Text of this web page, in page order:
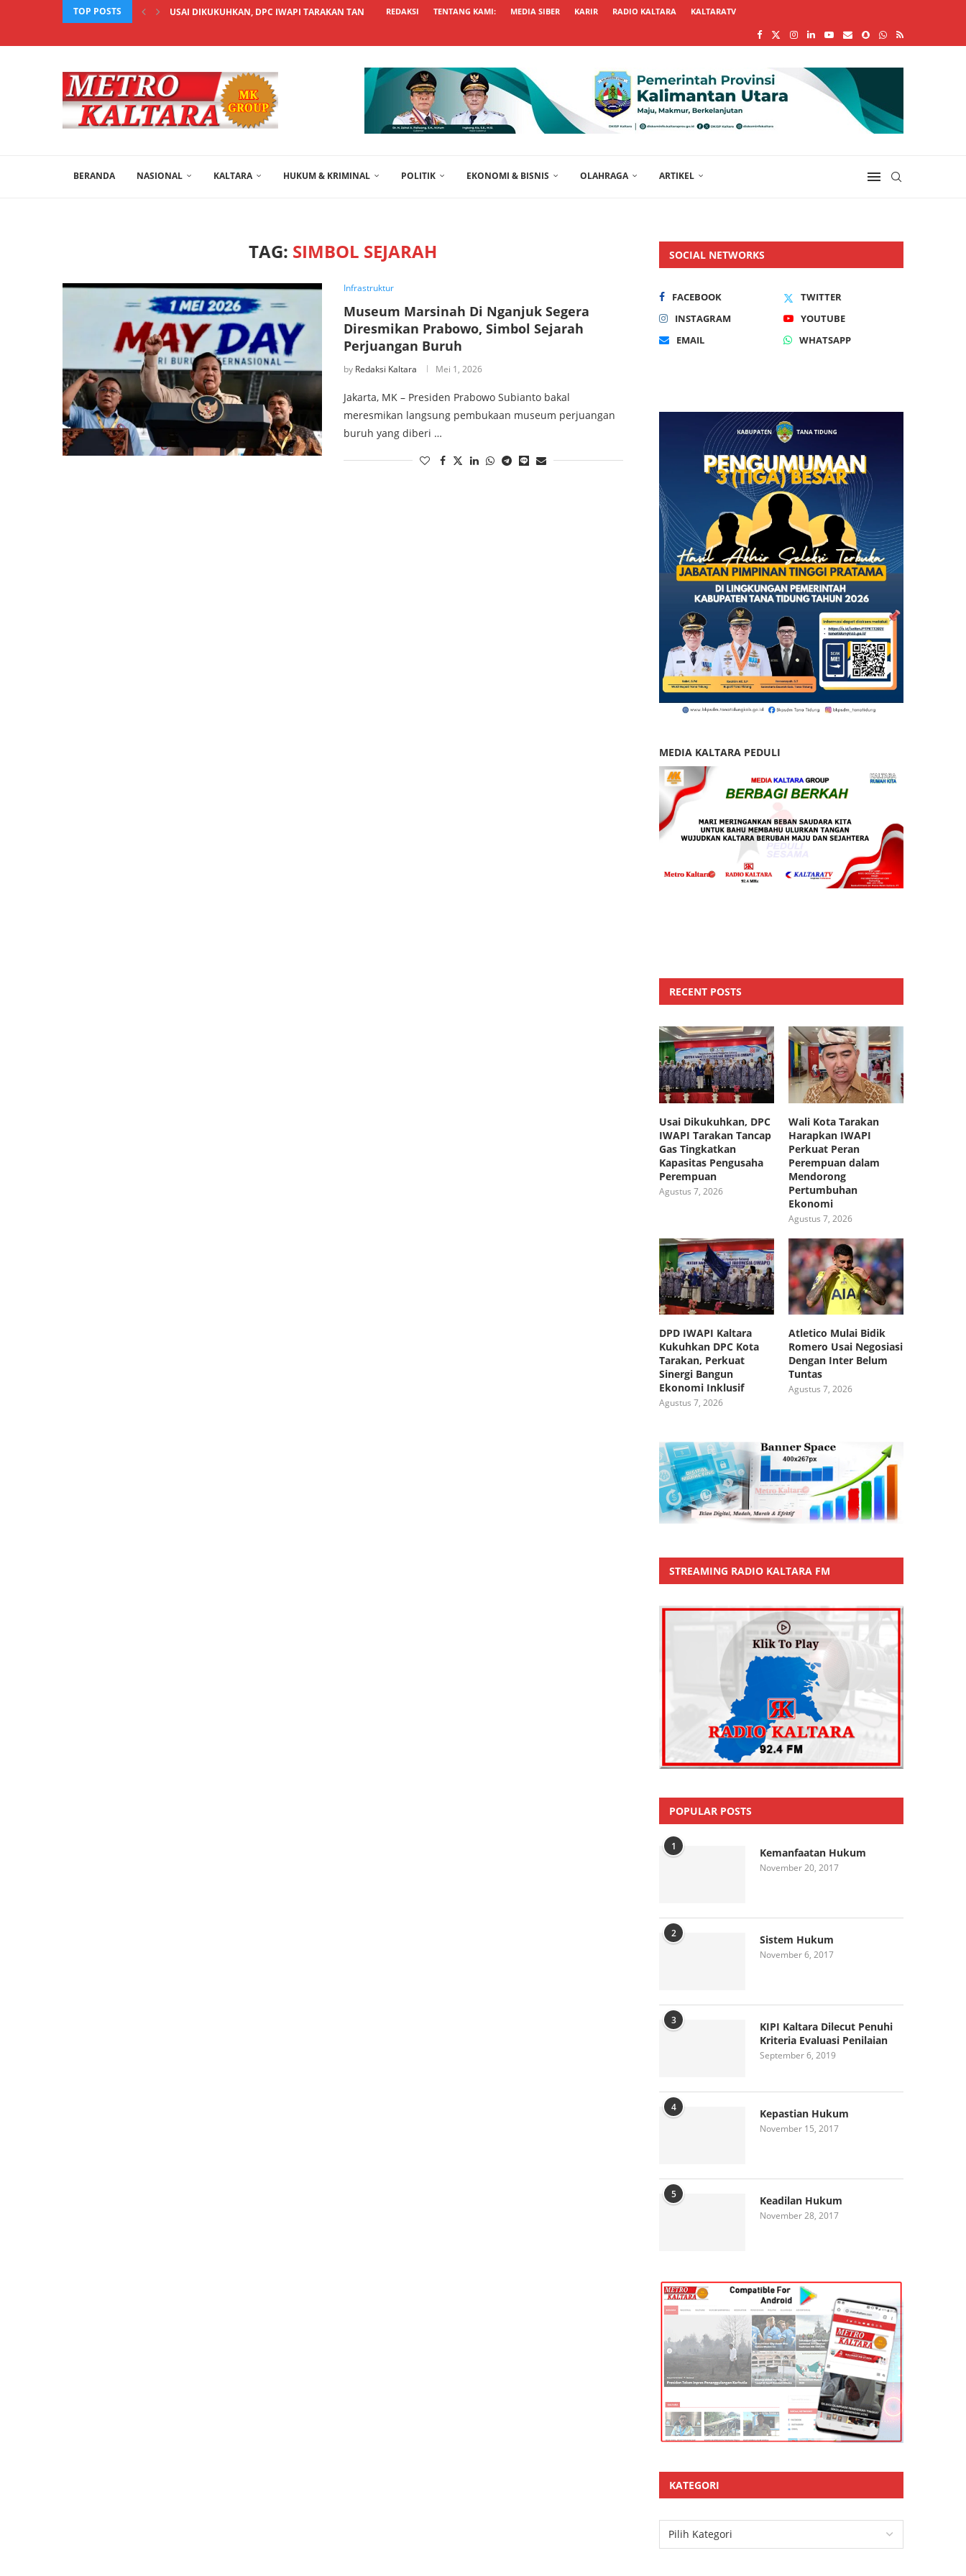
TOP POSTS USAI DIKUKUHKAN, DPC IWAPI TARAKAN TANCAP GAS TINGKATKAN...
REDAKSI TENTANG KAMI: MEDIA SIBER KARIR RADIO KALTARA KALTARATV
BERANDA NASIONAL KALTARA HUKUM & KRIMINAL POLITIK EKONOMI & BISNIS OLAHRAGA ARTIKEL
TAG: SIMBOL SEJARAH
Infrastruktur
Museum Marsinah Di Nganjuk Segera
Diresmikan Prabowo, Simbol Sejarah
Perjuangan Buruh
by Redaksi Kaltara Mei 1, 2026
Jakarta, MK – Presiden Prabowo Subianto bakal
meresmikan langsung pembukaan museum perjuangan
buruh yang diberi …
SOCIAL NETWORKS
FACEBOOK
TWITTER
INSTAGRAM
YOUTUBE
EMAIL
WHATSAPP
MEDIA KALTARA PEDULI
RECENT POSTS
Usai Dikukuhkan, DPC
IWAPI Tarakan Tancap
Gas Tingkatkan
Kapasitas Pengusaha
Perempuan
Agustus 7, 2026
Wali Kota Tarakan
Harapkan IWAPI
Perkuat Peran
Perempuan dalam
Mendorong
Pertumbuhan
Ekonomi
Agustus 7, 2026
DPD IWAPI Kaltara
Kukuhkan DPC Kota
Tarakan, Perkuat
Sinergi Bangun
Ekonomi Inklusif
Agustus 7, 2026
Atletico Mulai Bidik
Romero Usai Negosiasi
Dengan Inter Belum
Tuntas
Agustus 7, 2026
STREAMING RADIO KALTARA FM
POPULAR POSTS
1 Kemanfaatan Hukum
November 20, 2017
2 Sistem Hukum
November 6, 2017
3
KIPI Kaltara Dilecut Penuhi
Kriteria Evaluasi Penilaian
September 6, 2019
4 Kepastian Hukum
November 15, 2017
5 Keadilan Hukum
November 28, 2017
KATEGORI